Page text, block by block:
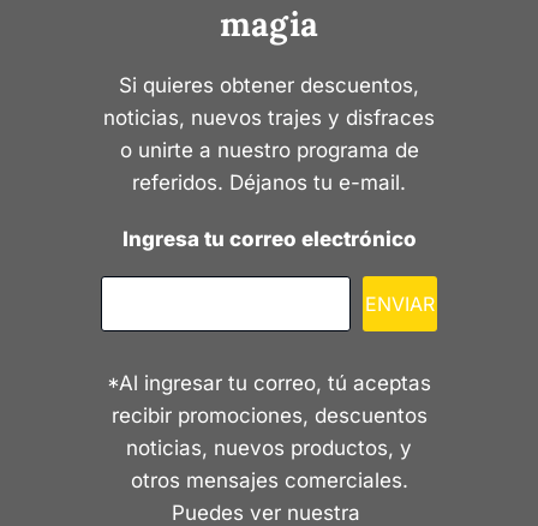
magia
Si quieres obtener descuentos,
noticias, nuevos trajes y disfraces
o unirte a nuestro programa de
referidos. Déjanos tu e-mail.
Ingresa tu correo electrónico
ENVIAR
*Al ingresar tu correo, tú aceptas
recibir promociones, descuentos
noticias, nuevos productos, y
otros mensajes comerciales.
Puedes ver nuestra